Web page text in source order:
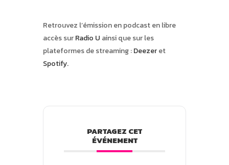
Retrouvez l’émission en podcast en libre
accès surRadio U ainsi que sur les
plateformes de streaming :Deezeret
Spotify.
PARTAGEZ CET
ÉVÉNEMENT